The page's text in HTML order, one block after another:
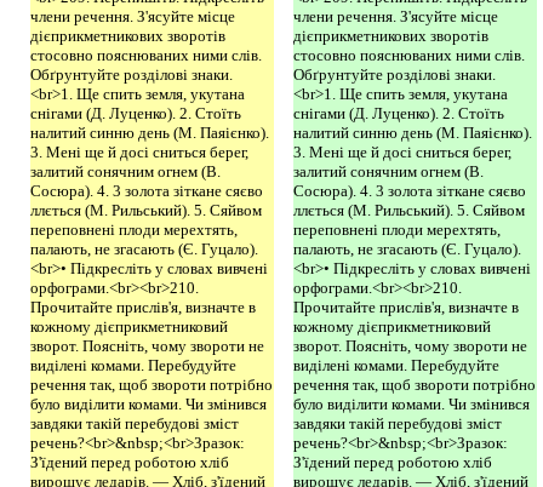
члени речення. З'ясуйте місце
дієприкметникових зворотів
стосовно пояснюваних ними слів.
Обґрунтуйте розділові знаки.
<br>1. Ще спить земля, укутана
снігами (Д. Луценко). 2. Стоїть
налитий синню день (М. Паяієнко).
3. Мені ще й досі сниться берег,
залитий сонячним огнем (В.
Сосюра). 4. 3 золота зіткане сяєво
ллється (М. Рильський). 5. Сяйвом
переповнені плоди мерехтять,
палають, не згасають (Є. Гуцало).
<br>• Підкресліть у словах вивчені
орфограми.<br><br>210.
Прочитайте прислів'я, визначте в
кожному дієприкметниковий
зворот. Поясніть, чому звороти не
виділені комами. Перебудуйте
речення так, щоб звороти потрібно
було виділити комами. Чи змінився
завдяки такій перебудові зміст
речень?<br>&nbsp;<br>Зразок:
З'їдений перед роботою хліб
вирощує ледарів. — Хліб, з'їдений
члени речення. З'ясуйте місце
дієприкметникових зворотів
стосовно пояснюваних ними слів.
Обґрунтуйте розділові знаки.
<br>1. Ще спить земля, укутана
снігами (Д. Луценко). 2. Стоїть
налитий синню день (М. Паяієнко).
3. Мені ще й досі сниться берег,
залитий сонячним огнем (В.
Сосюра). 4. 3 золота зіткане сяєво
ллється (М. Рильський). 5. Сяйвом
переповнені плоди мерехтять,
палають, не згасають (Є. Гуцало).
<br>• Підкресліть у словах вивчені
орфограми.<br><br>210.
Прочитайте прислів'я, визначте в
кожному дієприкметниковий
зворот. Поясніть, чому звороти не
виділені комами. Перебудуйте
речення так, щоб звороти потрібно
було виділити комами. Чи змінився
завдяки такій перебудові зміст
речень?<br>&nbsp;<br>Зразок:
З'їдений перед роботою хліб
вирощує ледарів. — Хліб, з'їдений